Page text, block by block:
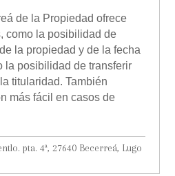
de la Propiedad ofrece
como la posibilidad de
la propiedad y de la fecha
la posibilidad de transferir
titularidad. También
más fácil en casos de
pta. 4ª, 27640 Becerreá, Lugo